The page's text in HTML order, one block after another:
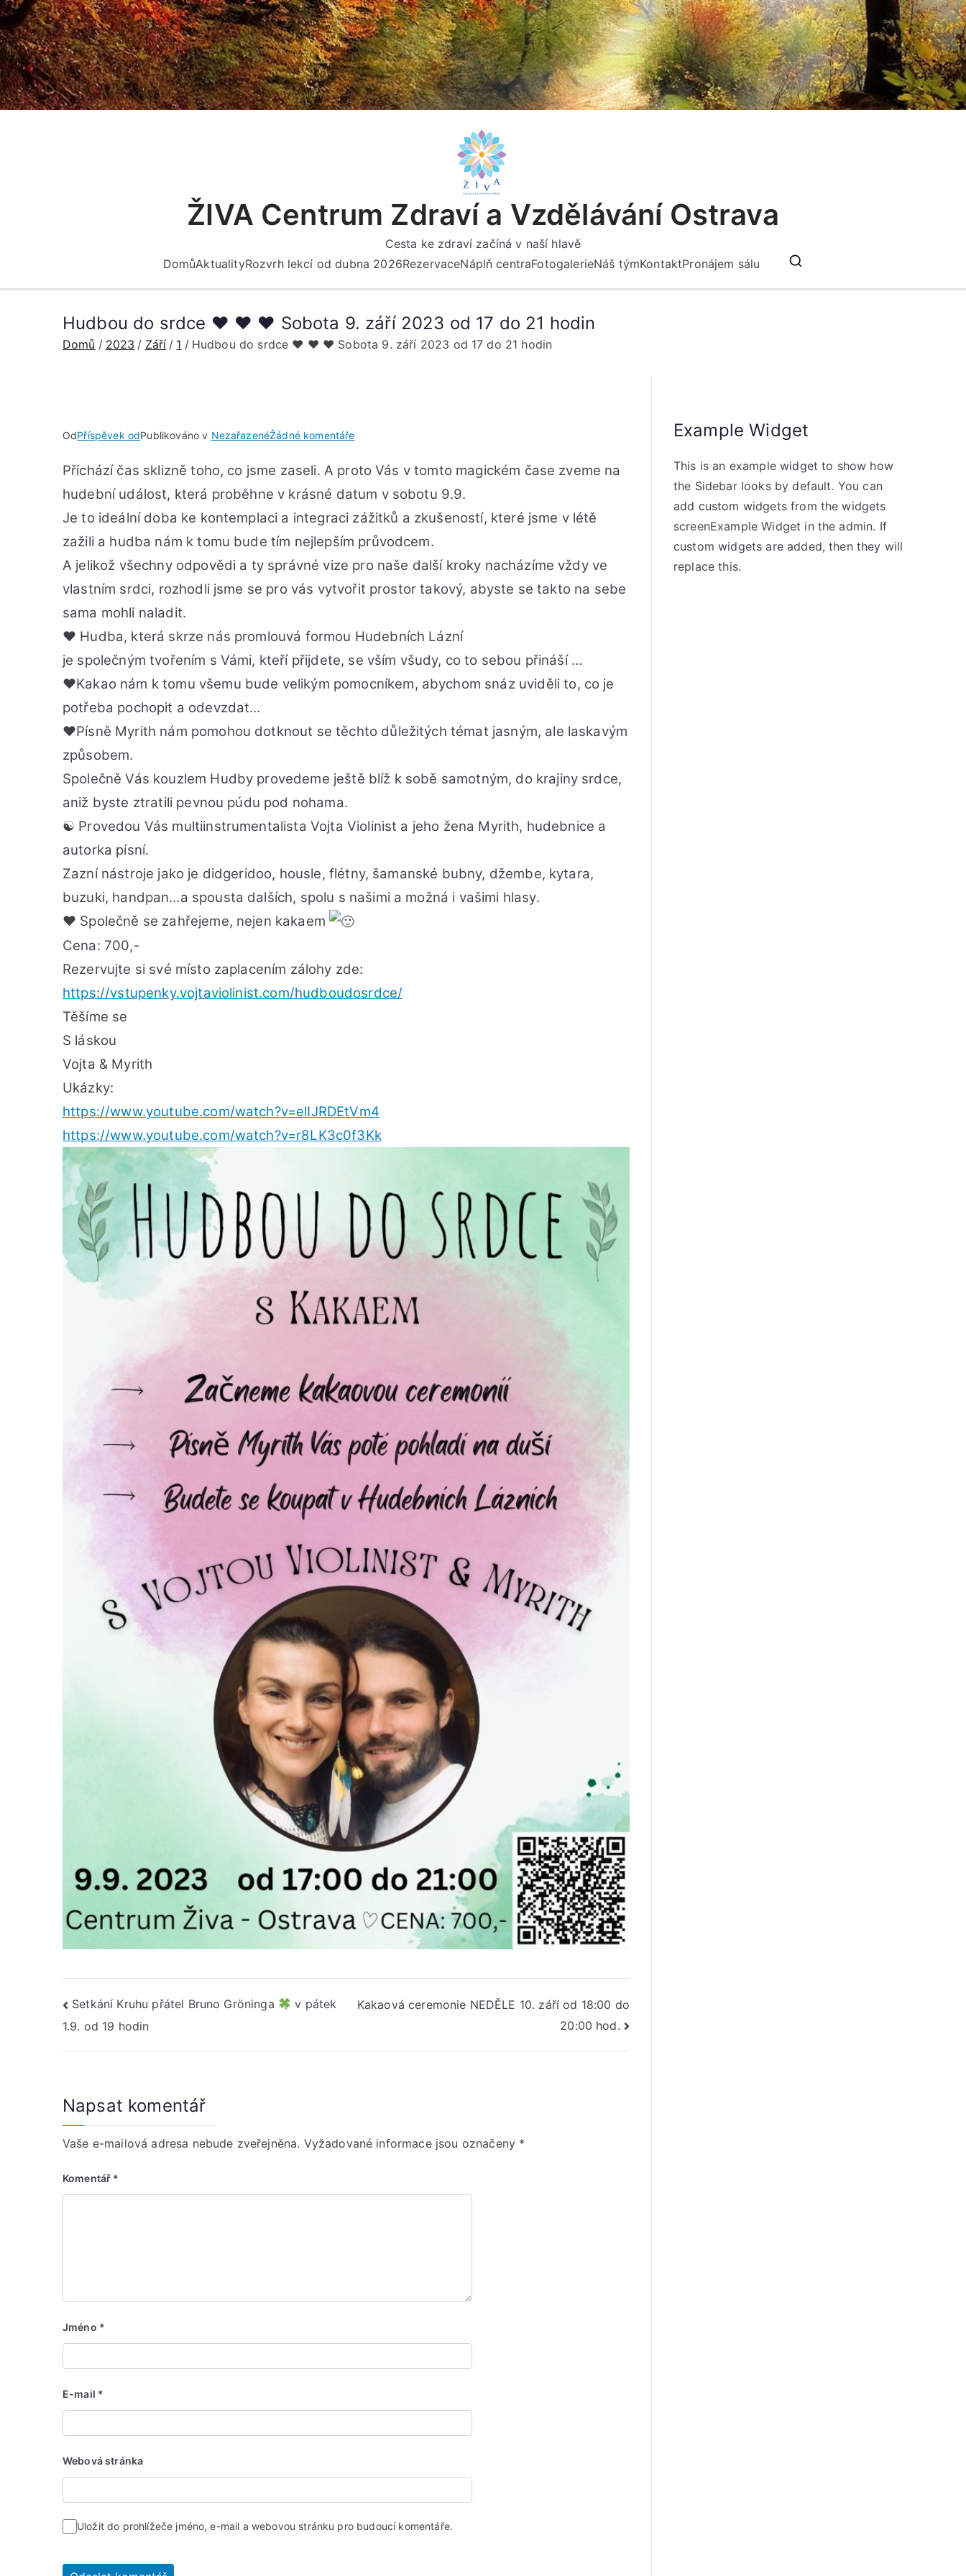
Přeskočit
na
obsah
ŽIVA Centrum Zdraví a Vzdělávání Ostrava
Cesta ke zdraví začíná v naší hlavě
DomůAktualityRozvrh lekcí od dubna 2026RezervaceNáplň centraFotogalerieNáš týmKontaktPronájem sálu
Hudbou do srdce ♥︎ ♥︎ ♥︎ Sobota 9. září 2023 od 17 do 21 hodin
Domů 2023 Září 1 Hudbou do srdce ♥︎ ♥︎ ♥︎ Sobota 9. září 2023 od 17 do 21 hodin
OdPříspěvek odPublikováno v NezařazenéŽádné komentářeu
do
srdce
♥︎
♥︎
Sobota
září
od
do
21
Přichází čas sklizně toho, co jsme zaseli. A proto Vás v tomto magickém čase zveme na
hudební událost, která proběhne v krásné datum v sobotu 9.9.
Je to ideální doba ke kontemplaci a integraci zážitků a zkušeností, které jsme v létě
zažili a hudba nám k tomu bude tím nejlepším průvodcem.
A jelikož všechny odpovědi a ty správné vize pro naše další kroky nacházíme vždy ve
vlastním srdci, rozhodli jsme se pro vás vytvořit prostor takový, abyste se takto na sebe
sama mohli naladit.
♥︎ Hudba, která skrze nás promlouvá formou Hudebních Lázní
je společným tvořením s Vámi, kteří přijdete, se vším všudy, co to sebou přináší …
♥︎Kakao nám k tomu všemu bude velikým pomocníkem, abychom snáz uviděli to, co je
potřeba pochopit a odevzdat…
♥︎Písně Myrith nám pomohou dotknout se těchto důležitých témat jasným, ale laskavým
způsobem.
Společně Vás kouzlem Hudby provedeme ještě blíž k sobě samotným, do krajiny srdce,
aniž byste ztratili pevnou púdu pod nohama.
☯︎ Provedou Vás multiinstrumentalista Vojta Violinist a jeho žena Myrith, hudebnice a
autorka písní.
Zazní nástroje jako je didgeridoo, housle, flétny, šamanské bubny, džembe, kytara,
buzuki, handpan…a spousta dalších, spolu s našimi a možná i vašimi hlasy.
♥︎ Společně se zahřejeme, nejen kakaem
Cena: 700,-
Rezervujte si své místo zaplacením zálohy zde:
https://vstupenky.vojtaviolinist.com/hudboudosrdce/
Těšíme se
S láskou
Vojta & Myrith
Ukázky:
https://www.youtube.com/watch?v=elIJRDEtVm4
https://www.youtube.com/watch?v=r8LK3c0f3Kk
Navigace
pro
Setkání Kruhu přátel Bruno Gröninga
v pátek
1.9. od 19 hodin
Kakaová ceremonie NEDĚLE 10. září od 18:00 do
20:00 hod.
Napsat komentář
Vaše e-mailová adresa nebude zveřejněna. Vyžadované informace jsou označeny *
Komentář *
Jméno *
E-mail *
Webová stránka
Uložit do prohlížeče jméno, e-mail a webovou stránku pro budoucí komentáře.
Example Widget
This is an example widget to show how
the Sidebar looks by default. You can
add custom widgets from the widgets
screenExample Widget in the admin. If
custom widgets are added, then they will
replace this.